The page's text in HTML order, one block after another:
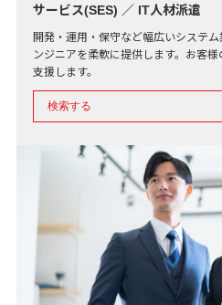
サービス(SES) ／ IT人材派遣
開発・運用・保守など幅広いシステ
ンジニアを柔軟に提供します。お客
支援します。
検索する